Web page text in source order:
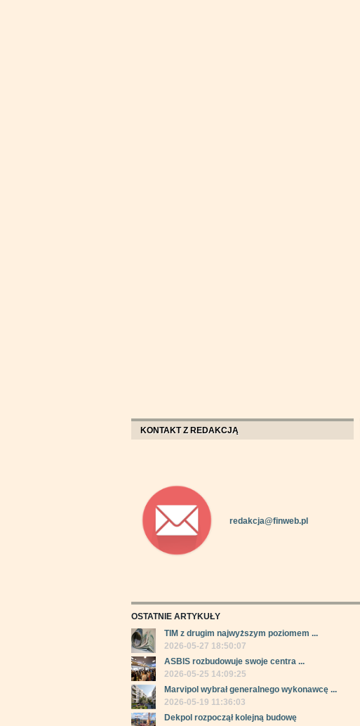
KONTAKT Z REDAKCJĄ
redakcja@finweb.pl
OSTATNIE ARTYKUŁY
TIM z drugim najwyższym poziomem ...
2026-05-27 18:50:07
ASBIS rozbudowuje swoje centra ...
2026-05-25 14:09:25
Marvipol wybrał generalnego wykonawcę ...
2026-05-19 11:36:03
Dekpol rozpoczął kolejną budowę